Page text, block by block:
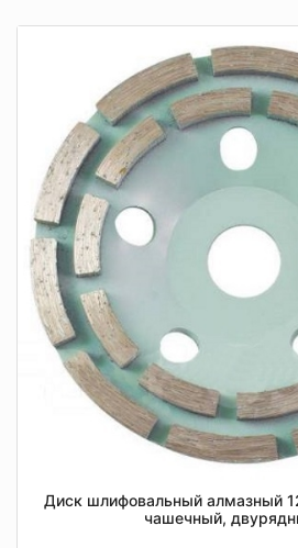
Диск шлифовальный алмазный
чашечный,